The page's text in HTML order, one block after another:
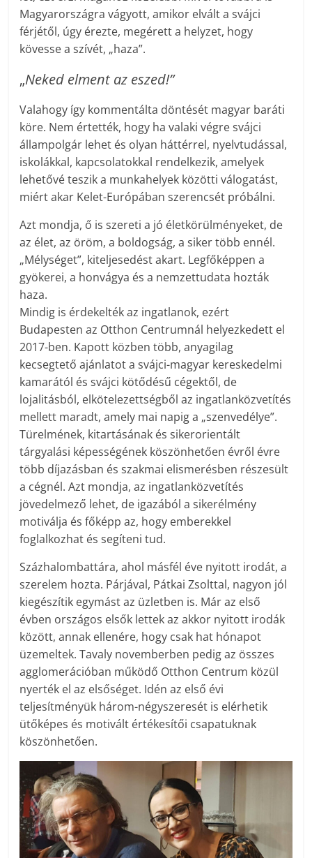
Magyarországra vágyott, amikor elvált a svájci
férjétől, úgy érezte, megérett a helyzet, hogy
kövesse a szívét, „haza”.
„Neked elment az eszed!”
Valahogy így kommentálta döntését magyar baráti
köre. Nem értették, hogy ha valaki végre svájci
állampolgár lehet és olyan háttérrel, nyelvtudással,
iskolákkal, kapcsolatokkal rendelkezik, amelyek
lehetővé teszik a munkahelyek közötti válogatást,
miért akar Kelet-Európában szerencsét próbálni.
Azt mondja, ő is szereti a jó életkörülményeket, de
az élet, az öröm, a boldogság, a siker több ennél.
„Mélységet”, kiteljesedést akart. Legfőképpen a
gyökerei, a honvágya és a nemzettudata hozták
haza.
Mindig is érdekelték az ingatlanok, ezért
Budapesten az Otthon Centrumnál helyezkedett el
2017-ben. Kapott közben több, anyagilag
kecsegtető ajánlatot a svájci-magyar kereskedelmi
kamarától és svájci kötődésű cégektől, de
lojalitásból, elkötelezettségből az ingatlanközvetítés
mellett maradt, amely mai napig a „szenvedélye”.
Türelmének, kitartásának és sikerorientált
tárgyalási képességének köszönhetően évről évre
több díjazásban és szakmai elismerésben részesült
a cégnél. Azt mondja, az ingatlanközvetítés
jövedelmező lehet, de igazából a sikerélmény
motiválja és főképp az, hogy emberekkel
foglalkozhat és segíteni tud.
Százhalombattára, ahol másfél éve nyitott irodát, a
szerelem hozta. Párjával, Pátkai Zsolttal, nagyon jól
kiegészítik egymást az üzletben is. Már az első
évben országos elsők lettek az akkor nyitott irodák
között, annak ellenére, hogy csak hat hónapot
üzemeltek. Tavaly novemberben pedig az összes
agglomerációban működő Otthon Centrum közül
nyerték el az elsőséget. Idén az első évi
teljesítményük három-négyszeresét is elérhetik
ütőképes és motivált értékesítői csapatuknak
köszönhetően.